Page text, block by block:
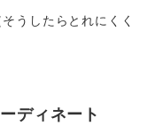
うしたらとれにくく
ディネート